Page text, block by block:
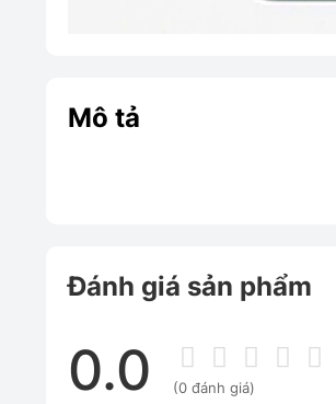
Mô tả
Đánh giá sản phẩm
0.0
(0 đánh giá)